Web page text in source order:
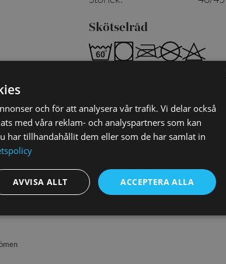
Skötselråd
och för att analysera vår trafik. Vi delar också
med våra reklam- och analyspartners som kan
har tillhandahållit dem eller som de har samlat in
ACCEPTERA ALLA
AVVISA ALLT